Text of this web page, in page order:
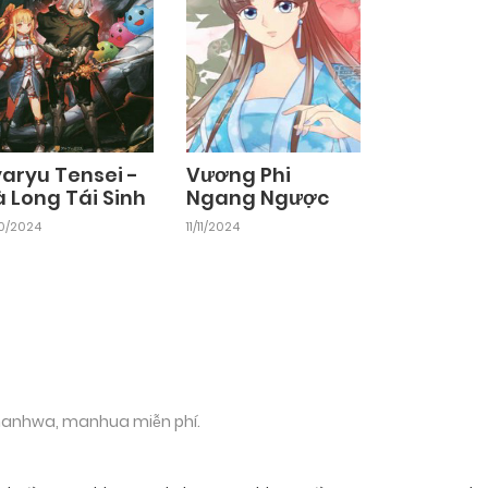
Tensei -
Long Tái Sinh
2024
Vương Phi
Ngang Ngược
11/11/2024
manhua miễn phí.